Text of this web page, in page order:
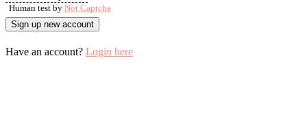
Human test by Not Captcha
Have an account? Login here